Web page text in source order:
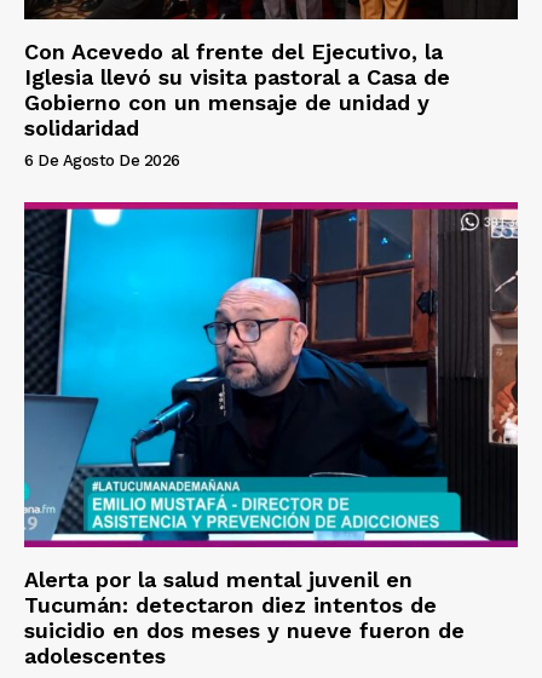
Con Acevedo al frente del Ejecutivo, la
Iglesia llevó su visita pastoral a Casa de
Gobierno con un mensaje de unidad y
solidaridad
6 De Agosto De 2026
Alerta por la salud mental juvenil en
Tucumán: detectaron diez intentos de
suicidio en dos meses y nueve fueron de
adolescentes